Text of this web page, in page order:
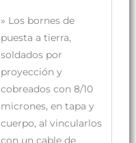
» Los bornes de
puesta a tierra,
soldados por
proyección y
cobreados con 8/10
micrones, en tapa y
cuerpo, al vincularlos
con un cable de